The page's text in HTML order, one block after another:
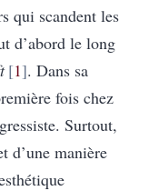
qui scandent les
d’abord le long
1 . Dans sa
fois chez
Surtout,
d’une manière